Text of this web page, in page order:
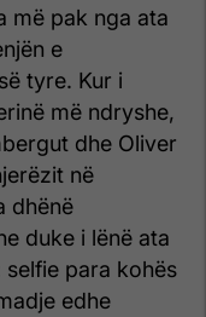
më pak nga ata
e
tyre. Kur i
më ndryshe,
dhe Oliver
në
dhënë
duke i lënë ata
selfie para kohës
edhe